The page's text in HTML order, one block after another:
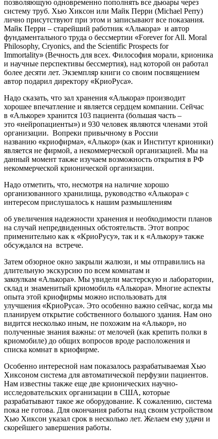
позволяющую одновременно пополнять все дьюары через
систему труб. Хью Хиксон или Майк Перри (Michael Perry)
лично присутствуют при этом и записывают все показания.
Майк Перри – старейший работник «Алькора» и автор
фундаментального труда о бессмертии «Forever for All. Moral
Philosophy, Cryonics, and the Scientific Prospects for
Immortality» (Вечность для всех. Философия морали, крионика
и научные перспективы бессмертия), над которой он работал
более десяти лет. Экземпляр книги со своим посвящением
автор подарил директору «КриоРуса».
Надо сказать, что зал хранения «Алькора» производит
хорошее впечатление и является сердцем компании. Сейчас
в «Алькоре» хранится 103 пациента (большая часть –
это «нейропациенты») и 930 человек являются членами этой
организации. Вопреки привычному в России
названию «криофирма», «Алькор» (как и Институт крионики)
является не фирмой, а некоммерческой организацией. Мы на
данный момент также изучаем возможность открытия в РФ
некоммерческой крионической организации.
Надо отметить, что, несмотря на наличие хорошо
организованного хранилища, руководство «Алькора» с
интересом прислушалось к нашим размышлениям
об увеличения надежности хранения и необходимости планов
на случай непредвиденных обстоятельств. Этот вопрос
применительно как к «КриоРусу», так и к «Алькору» также
обсуждался на встрече.
Затем обзорное окно закрыли жалюзи, и мы отправились на
длительную экскурсию по всем комнатам и
закоулкам «Алькора». Мы увидели мастерскую и лаборатории,
склад и знаменитый криомобиль «Алькора». Многие аспекты
опыта этой криофирмы можно использовать для
улучшения «КриоРуса». Это особенно важно сейчас, когда мы
планируем открытие собственного большого здания. Нам оно
видится несколько иным, не похожим на «Алькор», но
полученные знания важны: от мелочей (как крепить полки в
криомобиле) до общих вопросов вроде расположения и
списка комнат в криофирме.
Особенно интересной нам показалось разрабатываемая Хью
Хиксоном система для автоматической перфузии пациентов.
Нам известны также еще две крионических научно-
исследовательских организации в США, которые
разрабатывают такое же оборудование. К сожалению, система
пока не готова. Для окончания работы над своим устройством
Хью Хиксон указал срок в несколько лет. Желаем ему удачи и
скорейшего завершения работы.